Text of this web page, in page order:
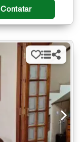
Contatar